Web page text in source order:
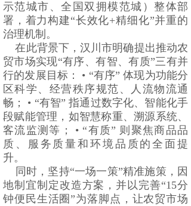
示范城市、全国双拥模范城）整体部
署，着力构建“长效化+精细化”并重的
治理机制。
在此背景下，汉川市明确提出推动农
贸市场实现“有序、有智、有质”三有并
行的发展目标： • “有序” 体现为功能分
区科学、经营秩序规范、人流物流通
畅； • “有智” 指通过数字化、智能化手
段赋能管理，如智慧称重、溯源系统、
客流监测等； • “有质” 则聚焦商品品
质、服务质量和环境品质的全面提
升。
同时，坚持“一场一策”精准施策，因
地制宜制定改造方案，并以完善“15分
钟便民生活圈”为落脚点，让农贸市场